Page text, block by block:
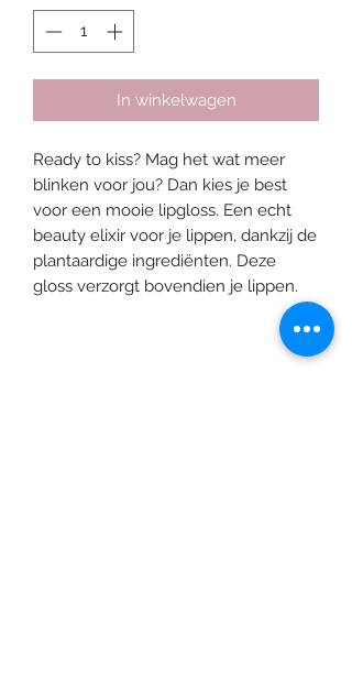
In winkelwagen
Ready to kiss? Mag het wat meer
blinken voor jou? Dan kies je best
voor een mooie lipgloss. Een echt
beauty elixir voor je lippen, dankzij de
plantaardige ingrediënten. Deze
gloss verzorgt bovendien je lippen.